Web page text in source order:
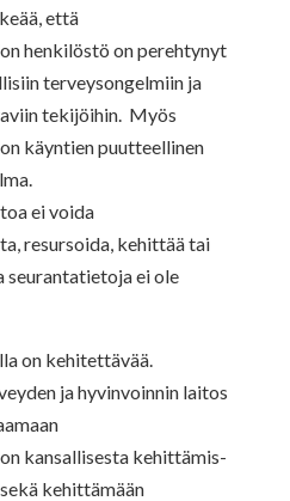
että
henkilöstö on perehtynyt
terveysongelmiin ja
tekijöihin. Myös
käyntien puutteellinen
ei voida
resursoida, kehittää tai
seurantatietoja ei ole
on kehitettävää.
ja hyvinvoinnin laitos
kansallisesta kehittämis-
kehittämään